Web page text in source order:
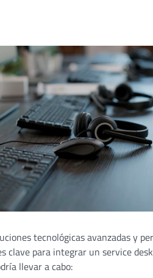
tecnológicas avanzadas y
clave para integrar un service
llevar a cabo: